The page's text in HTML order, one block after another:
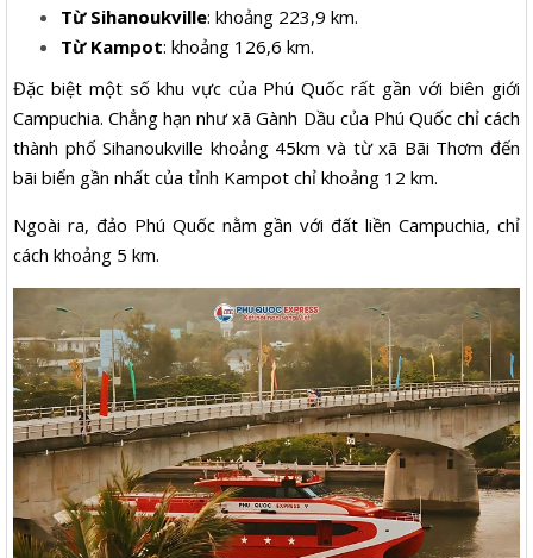
Từ Sihanoukville: khoảng 223,9 km.
Từ Kampot: khoảng 126,6 km.
Đặc biệt một số khu vực của Phú Quốc rất gần với biên giới
Campuchia. Chẳng hạn như xã Gành Dầu của Phú Quốc chỉ cách
thành phố Sihanoukville khoảng 45km và từ xã Bãi Thơm đến
bãi biển gần nhất của tỉnh Kampot chỉ khoảng 12 km.
Ngoài ra, đảo Phú Quốc nằm gần với đất liền Campuchia, chỉ
cách khoảng 5 km. ​